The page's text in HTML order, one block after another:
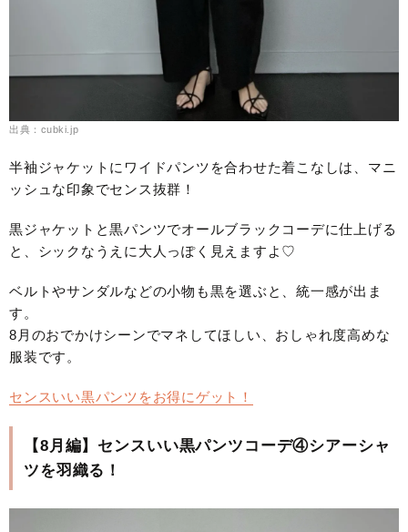
出典：cubki.jp
半袖ジャケットにワイドパンツを合わせた着こなしは、マニ
ッシュな印象でセンス抜群！
黒ジャケットと黒パンツでオールブラックコーデに仕上げる
と、シックなうえに大人っぽく見えますよ♡
ベルトやサンダルなどの小物も黒を選ぶと、統一感が出ま
す。
8月のおでかけシーンでマネしてほしい、おしゃれ度高めな
服装です。
センスいい黒パンツをお得にゲット！
【8月編】センスいい黒パンツコーデ④シアーシャ
ツを羽織る！